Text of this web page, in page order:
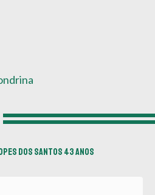
dos Santos 43 anos